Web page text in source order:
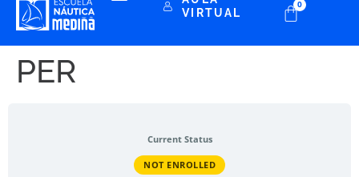
VIRTUAL
0
PER
Current Status
NOT ENROLLED